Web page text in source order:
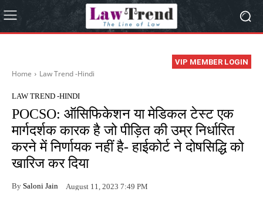
VIP MEMBER LOGIN
Home Law Trend -Hindi
LAW TREND -HINDI
POCSO: ऑसिफिकेशन या मेडिकल टेस्ट एक
मार्गदर्शक कारक है जो पीड़ित की उम्र निर्धारित
करने में निर्णायक नहीं है- हाईकोर्ट ने दोषसिद्धि को
खारिज कर दिया
By Saloni Jain August 11, 2023 7:49 PM